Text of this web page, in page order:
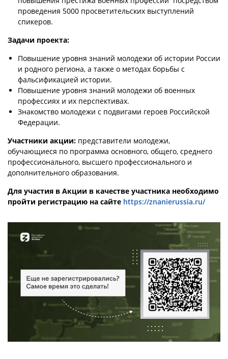
проведения 5000 просветительских выступлений
спикеров.
Задачи проекта:
Повышение уровня знаний молодежи об истории России
и родного региона, а также о методах борьбы с
фальсификацией истории.
Повышение уровня знаний молодежи об военных
профессиях и их перспективах.
Знакомство молодежи с подвигами героев Российской
Федерации.
Участники акции: представители молодежи,
обучающиеся по программа основного, общего, среднего
профессионального, высшего профессионального и
дополнительного образования.
Для участия в Акции в качестве участника необходимо
пройти регистрацию на сайте https://znanierussia.ru/